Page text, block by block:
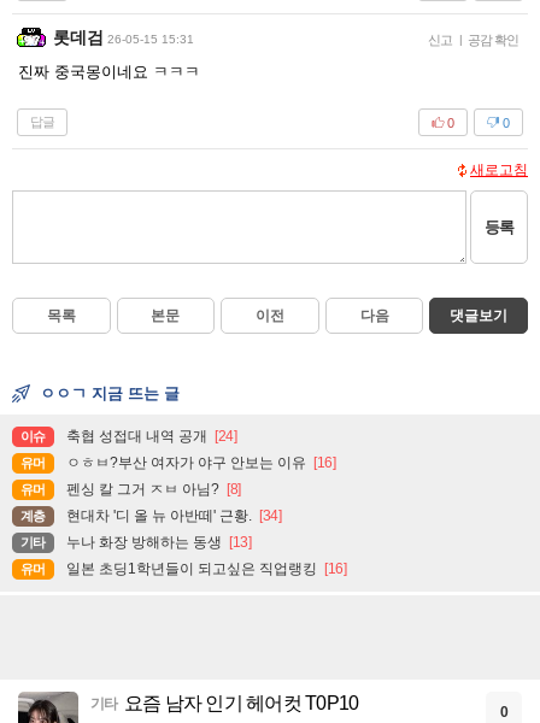
롯데검 26-05-15 15:31 신고 | 공감 확인
진짜 중국몽이네요 ㅋㅋㅋ
답글 0
0
새로고침
등록
목록 본문 이전 다음 댓글보기
ㅇㅇㄱ 지금 뜨는 글
이슈 축협 성접대 내역 공개 [24]
유머 ㅇㅎㅂ?부산 여자가 야구 안보는 이유 [16]
유머 펜싱 칼 그거 ㅈㅂ 아님? [8]
계층 현대차 '디 올 뉴 아반떼' 근황. [34]
기타 누나 화장 방해하는 동생 [13]
유머 일본 초딩1학년들이 되고싶은 직업랭킹 [16]
기타 요즘 남자 인기 헤어컷 T0P10 0